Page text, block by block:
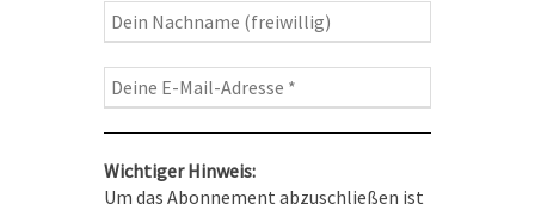
Wichtiger Hinweis:
Um das Abonnement abzuschließen ist
Pirna